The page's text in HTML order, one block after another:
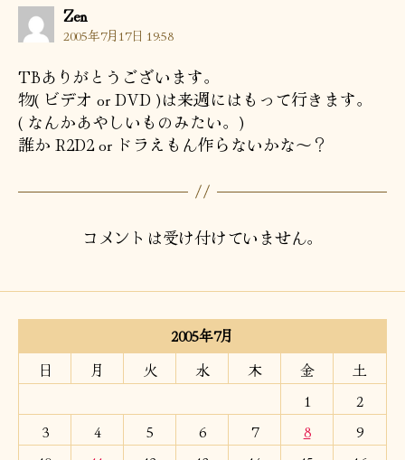
Zenの
発
言:
2005年7月17日 19:58
TBありがとうございます。
物( ビデオ or DVD )は来週にはもって行きます。
( なんかあやしいものみたい。)
誰か R2D2 or ドラえもん作らないかな～？
コメントは受け付けていません。
2005年7月
日
月 火 水 木 金
土
1
2
3
4 5 6 7 8
9